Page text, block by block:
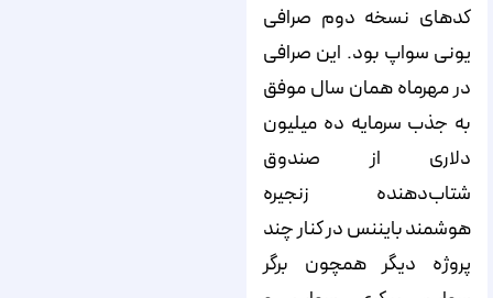
کد‌های نسخه دوم صرافی
یونی سواپ بود. این صرافی
در مهرماه همان سال موفق
به جذب سرمایه ده میلیون
دلاری از صندوق
شتاب‌دهنده زنجیره
هوشمند بایننس در کنار چند
پروژه دیگر همچون برگر